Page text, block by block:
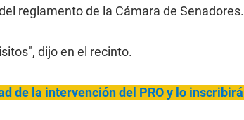
reglamento de la Cámara de Senadores.
dijo en el recinto.
de la intervención del PRO y lo